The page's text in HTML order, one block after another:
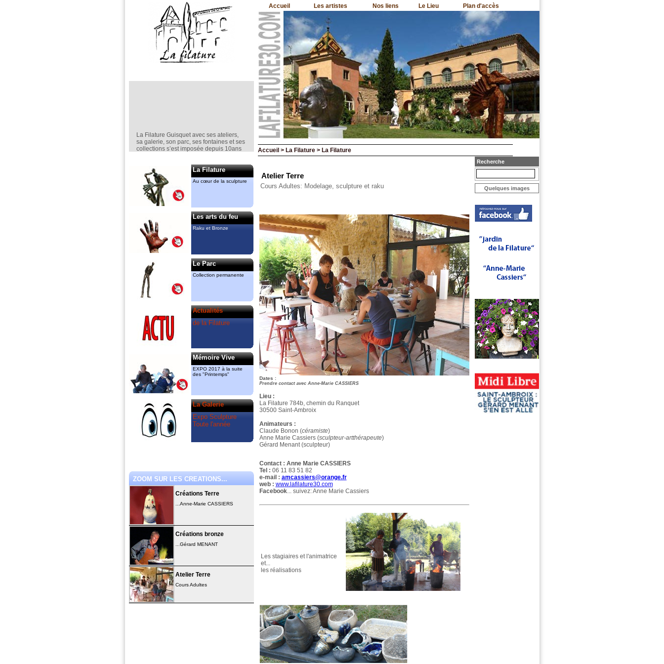
La Filature Guisquet avec ses ateliers,
sa galerie, son parc, ses fontaines et ses
collections s’est imposée depuis 10ans
comme un lieu incontournable de la
Elle est un espace d’exposition
permanent,
mais aussi ponctuel avec notamment le
“jardin de la Filature “ en mai.
Anne-Marie CASSIERS et Gérard
y ont chacun leur atelier. Ils animent
également des cours de sculpture et
céramique et exposent “raku“ et “Bronze“
dans la Galerie permanente.
amcassiers@orange.fr, 06 11 83 51 82
gmenant@free.fr 06 72 84 85 83
Ils ont créé
le “Printemps de la Sculpture“ dont
l’association “Valeurs Ajoutées“ a pris le
relais en 2018 à l’espace Guiraud.
est le partenaire artistique du
“Printemps“, mais également celui des
“Rendez vous aux jardins“ du Mas de
Bruguerolle.
La Filature
Au cœur de la sculpture
Les arts du feu
Raku et Bronze
Le Parc
Collection permanente
Actualités
de la Filature
Mémoire Vive
EXPO 2017 à la suite
des "Printemps"
La Galerie
Expo Sculpture
Toute l'année
ZOOM SUR LES CREATIONS...
Créations Terre
...Anne-Marie CASSIERS
Créations bronze
...Gérard MENANT
Atelier Terre
Cours Adultes
Accueil Les artistes Nos liens Le Lieu Plan d'accès
Accueil > La Filature > La Filature
Atelier Terre
Cours Adultes: Modelage, sculpture et raku
Dates :
Prendre contact avec Anne-Marie CASSIERS
Lieu :
La Filature 784b, chemin du Ranquet
30500 Saint-Ambroix
Animateurs :
Claude Bonon (céramiste)
Anne Marie Cassiers (sculpteur-artthérapeute)
Gérard Menant (sculpteur)
Contact : Anne Marie CASSIERS
Tel : 06 11 83 51 82
e-mail : amcassiers@orange.fr
web : www.lafilature30.com
Facebook... suivez: Anne Marie Cassiers
Les stagiaires et l'animatrice
et...
les réalisations
Recherche
Quelques images